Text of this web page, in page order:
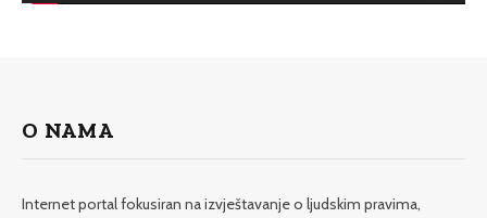
O NAMA
Internet portal fokusiran na izvještavanje o ljudskim pravima,